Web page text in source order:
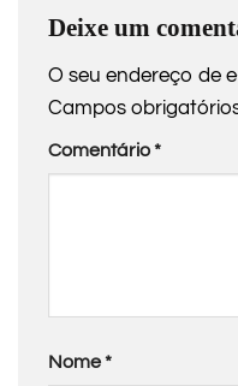
Deixe um
O seu endereço de
Campos
Comentário*
Nome*